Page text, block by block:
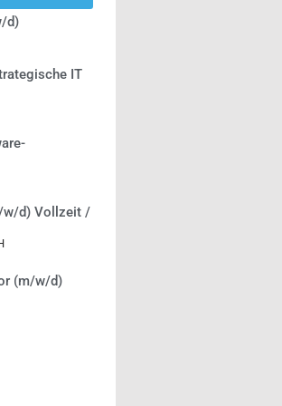
d)
IT
w/d) Vollzeit /
(m/w/d)